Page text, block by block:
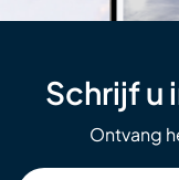
Schrijf u
Ontvang